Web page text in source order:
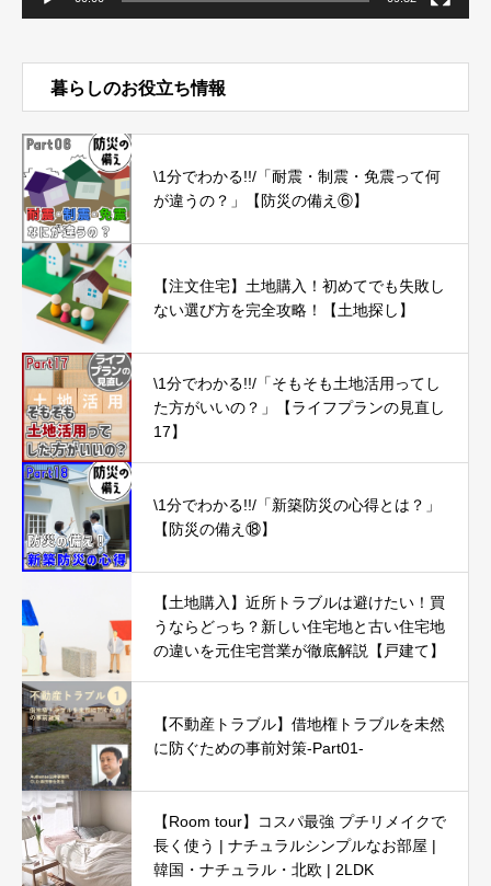
暮らしのお役立ち情報
\1分でわかる!!/「耐震・制震・免震って何
が違うの？」【防災の備え⑥】
【注文住宅】土地購入！初めてでも失敗し
ない選び方を完全攻略！【土地探し】
\1分でわかる!!/「そもそも土地活用ってし
た方がいいの？」【ライフプランの見直し
17】
\1分でわかる!!/「新築防災の心得とは？」
【防災の備え⑱】
【土地購入】近所トラブルは避けたい！買
うならどっち？新しい住宅地と古い住宅地
の違いを元住宅営業が徹底解説【戸建て】
【不動産トラブル】借地権トラブルを未然
に防ぐための事前対策-Part01-
【Room tour】コスパ最強 プチリメイクで
長く使う | ナチュラルシンプルなお部屋 |
韓国・ナチュラル・北欧 | 2LDK